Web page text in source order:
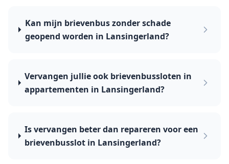
Kan mijn brievenbus zonder schade
geopend worden in Lansingerland?
Vervangen jullie ook brievenbussloten in
appartementen in Lansingerland?
Is vervangen beter dan repareren voor een
brievenbusslot in Lansingerland?